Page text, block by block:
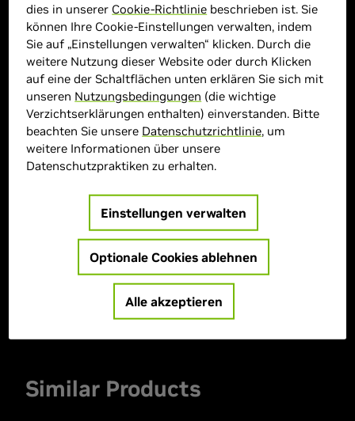
> Display : 16"| 2560 x 1600 |
> GPU : GeForce RTX 5090
> CPU : Intel Core Ultra 9 275HX
> Speichergröße : 64 GB DDR
2 TB SSD
> Betriebssystem : Windows 11
90NR0L81-M000Z0
Derzeit nicht verfügbar
Similar Products
dies in unserer Cookie-Richtlinie beschrieben ist. Sie
können Ihre Cookie-Einstellungen verwalten, indem
Sie auf „Einstellungen verwalten“ klicken. Durch die
weitere Nutzung dieser Website oder durch Klicken
auf eine der Schaltflächen unten erklären Sie sich mit
unseren Nutzungsbedingungen (die wichtige
Verzichtserklärungen enthalten) einverstanden. Bitte
beachten Sie unsere Datenschutzrichtlinie, um
weitere Informationen über unsere
Datenschutzpraktiken zu erhalten.
Einstellungen verwalten
Optionale Cookies ablehnen
Alle akzeptieren